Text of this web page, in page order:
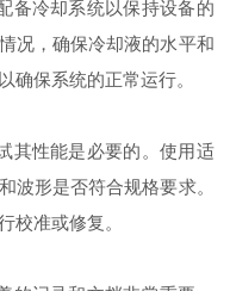
冷却系统以保持设备的
况，确保冷却液的水平和
确保系统的正常运行。
性能是必要的。使用适
波形是否符合规格要求。
校准或修复。